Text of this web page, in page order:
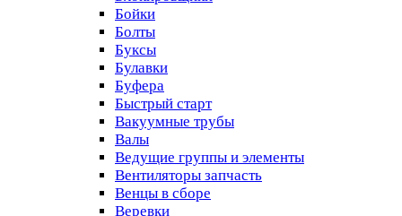
Бойки
Болты
Буксы
Булавки
Буфера
Быстрый старт
Вакуумные трубы
Валы
Ведущие группы и элементы
Вентиляторы запчасть
Венцы в сборе
Веревки